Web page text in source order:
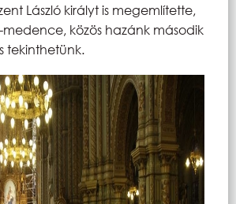
László királyt is megemlítette,
közös hazánk második
tekinthetünk.